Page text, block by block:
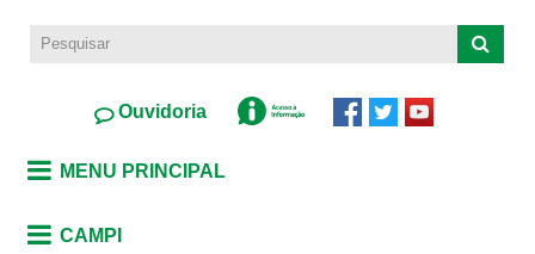
Ouvidoria
MENU PRINCIPAL
CAMPI